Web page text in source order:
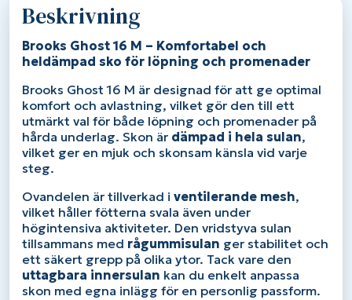
Beskrivning
Brooks Ghost 16 M – Komfortabel och
heldämpad sko för löpning och promenader
Brooks Ghost 16 M är designad för att ge optimal
komfort och avlastning, vilket gör den till ett
utmärkt val för både löpning och promenader på
hårda underlag. Skon är dämpad i hela sulan,
vilket ger en mjuk och skonsam känsla vid varje
steg.
Ovandelen är tillverkad i ventilerande mesh,
vilket håller fötterna svala även under
högintensiva aktiviteter. Den vridstyva sulan
tillsammans med rågummisulan ger stabilitet och
ett säkert grepp på olika ytor. Tack vare den
uttagbara innersulan kan du enkelt anpassa
skon med egna inlägg för en personlig passform.